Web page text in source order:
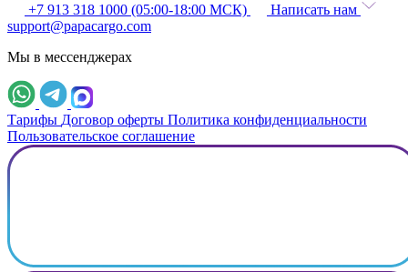
+7 913 318 1000 (05:00-18:00 МСК)
Написать нам
support@papacargo.com
Мы в мессенджерах
Тарифы Договор оферты Политика конфиденциальности
Пользовательское соглашение